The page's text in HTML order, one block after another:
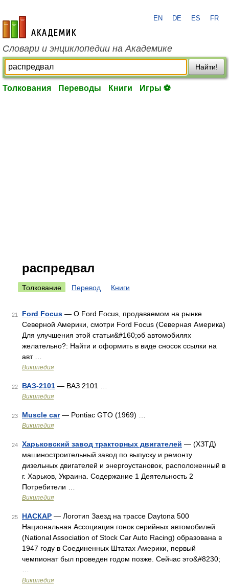
academic.ru
EN DE ES FR
Словари и энциклопедии на Академике
Найти!
Толкования Переводы Книги Игры ⚽
распредвал
Толкование Перевод Книги
21 Ford Focus — О Ford Focus, продаваемом на рынке
Северной Америки, смотри Ford Focus (Северная Америка)
Для улучшения этой статьи&#160;об автомобилях
желательно?: Найти и оформить в виде сносок ссылки на
авт …
Википедия
22 ВАЗ-2101 — ВАЗ 2101 …
Википедия
23 Muscle car— Pontiac GTO (1969) …
Википедия
24 Харьковский завод тракторных двигателей — (ХЗТД)
машиностроительный завод по выпуску и ремонту
дизельных двигателей и энергоустановок, расположенный в
г. Харьков, Украина. Содержание 1 Деятельность 2
Потребители …
Википедия
25 НАСКАР — Логотип Заезд на трассе Daytona 500
Национальная Ассоциация гонок серийных автомобилей
(National Association of Stock Car Auto Racing) образована в
1947 году в Соединенных Штатах Америки, первый
чемпионат был проведен годом позже. Сейчас это&#8230;
Википедия